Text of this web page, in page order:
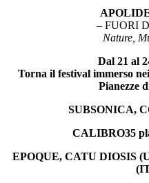
– FUORI
Nature,
Dal 21 al
Torna il festival immerso
Pianezze
SUBSONICA,
CALIBRO35
EPOQUE, CATU DIOSIS